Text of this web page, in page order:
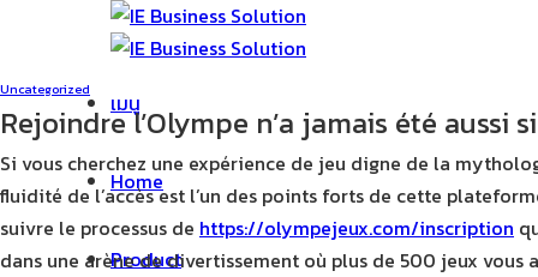
ยัง
เนื้อหา
เมนู
Home
Product
Uncategorized
Rejoindre l’Olympe n’a jamais été
Si vous cherchez une expérience de jeu digne de la
fluidité de l’accès est l’un des points forts de cette
suivre le processus de https://olympejeux.com/inscription
dans une arène de divertissement où plus de 500 jeux